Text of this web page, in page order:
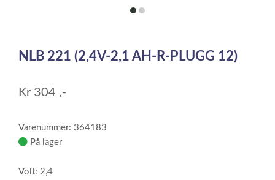
itemitem
of
NLB 221 (2,4V-2,1 AH-R-PLUGG 12)
Kr 304 ,-
Varenummer: 364183
På lager
Volt: 2,4